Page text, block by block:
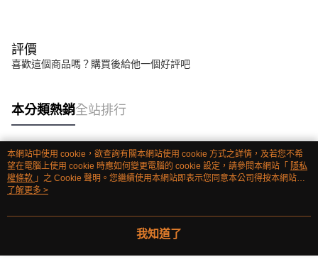
評價
喜歡這個商品嗎？購買後給他一個好評吧
本分類熱銷全站排行
熱門標籤
本網站中使用 cookie，欲查詢有關本網站使用 cookie 方式之詳情，及若您不希
望在電腦上使用 cookie 時應如何變更電腦的 cookie 設定，請參閱本網站「 隱私
權條款 」之 Cookie 聲明。您繼續使用本網站即表示您同意本公司得按本網站使
用條款之 Cookie 聲明使用 cookie。
了解更多 >
我知道了